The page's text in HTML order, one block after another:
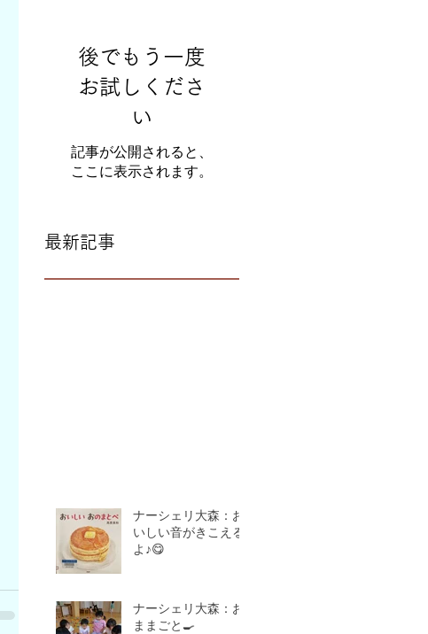
後でもう一度
お試しくださ
い
記事が公開されると、
ここに表示されます。
最新記事
ナーシェリ大森：お
いしい音がきこえる
よ♪😋
ナーシェリ大森：お
ままごと🍳